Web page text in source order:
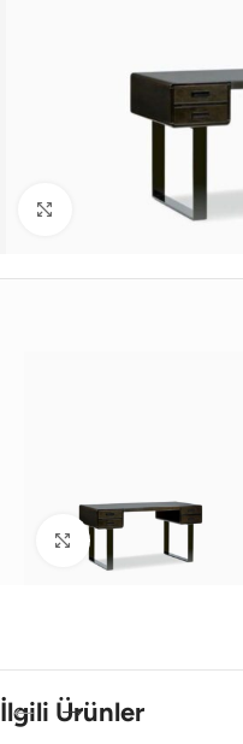
Büyütmek için tıklayın
Büyütmek için tıklayın
İlgili Ürünler